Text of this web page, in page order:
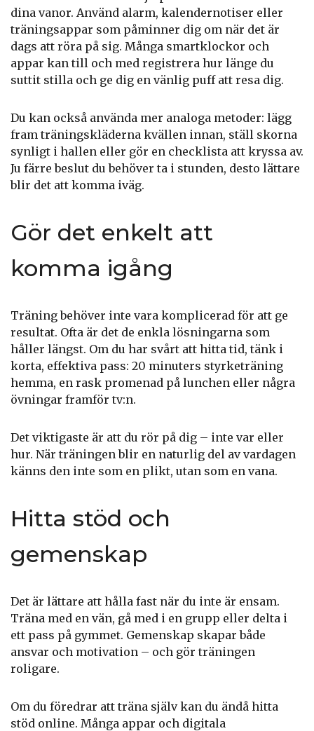
dina vanor. Använd alarm, kalendernotiser eller
träningsappar som påminner dig om när det är
dags att röra på sig. Många smartklockor och
appar kan till och med registrera hur länge du
suttit stilla och ge dig en vänlig puff att resa dig.
Du kan också använda mer analoga metoder: lägg
fram träningskläderna kvällen innan, ställ skorna
synligt i hallen eller gör en checklista att kryssa av.
Ju färre beslut du behöver ta i stunden, desto lättare
blir det att komma iväg.
Gör det enkelt att
komma igång
Träning behöver inte vara komplicerad för att ge
resultat. Ofta är det de enkla lösningarna som
håller längst. Om du har svårt att hitta tid, tänk i
korta, effektiva pass: 20 minuters styrketräning
hemma, en rask promenad på lunchen eller några
övningar framför tv:n.
Det viktigaste är att du rör på dig – inte var eller
hur. När träningen blir en naturlig del av vardagen
känns den inte som en plikt, utan som en vana.
Hitta stöd och
gemenskap
Det är lättare att hålla fast när du inte är ensam.
Träna med en vän, gå med i en grupp eller delta i
ett pass på gymmet. Gemenskap skapar både
ansvar och motivation – och gör träningen
roligare.
Om du föredrar att träna själv kan du ändå hitta
stöd online. Många appar och digitala